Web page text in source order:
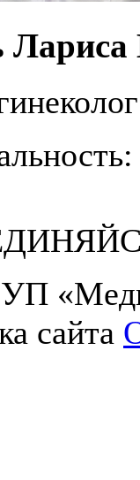
сайта
могу Вам помочь?